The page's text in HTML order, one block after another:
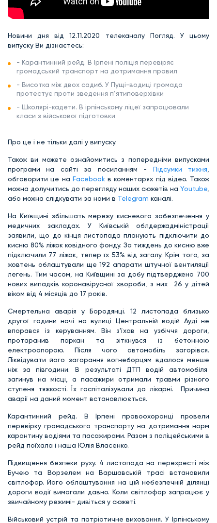
Новини дня від 12.11.2020 телеканалу Погляд. У цьому
випуску Ви дізнаєтесь:
- Карантинний рейд. В Ірпені поліція перевіряє
громадський транспорт на дотримання правил
- Висотка між двох садиб. У Пущі-водиці громада
протестує проти зведення п’ятиповерхівки
- Школярі-кадети. В ірпінському ліцеї запрацювали
класи з військової підготовки
Про це і не тільки далі у випуску.
Також ви можете ознайомитись з попередніми випусками
програми на сайті за посиланням - Підсумки тижня
обговорити це на Facebookв коментарях під відео. Також
можна долучитись до перегляду наших сюжетів на Youtube
або можна слідкувати за нами в Telegram каналі.
На Київщині збільшать мережу кисневого забезпечення у
медичних закладах. У Київській облдержадміністрації
заявили, що до кінця листопада планують підключити до
кисню 80% ліжок ковідного фонду. За тиждень до кисню вже
підключили 77 ліжок, тепер їх 53% від загалу. Крім того, за
жовтень облаштували ще 192 апарати штучної вентиляції
легень. Тим часом, на Київщині за добу підтверджено 700
нових випадків коронавірусної хвороби, з них 26 у дітей
віком від 4 місяців до 17 років.
Смертельна аварія у Бородянці. 12 листопада близько
другої години ночі на вулиці Центральній водій Ауді не
впорався із керуванням. Він з'їхав на узбіччя дороги,
протаранив паркан та зіткнувся із бетонною
електроопорою. Після чого автомобіль загорівся.
Ліквідувати його загорання вогнеборцям вдалося менше
ніж за півгодини. В результаті ДТП водій автомобіля
загинув на місці, а пасажири отримали травми різного
ступеня тяжкості. Їх госпіталізували до лікарні. Причина
аварії на даний момент встановлюється.
Карантинний рейд. В Ірпені правоохоронці провели
перевірку громадського транспорту на дотримання норм
карантину водіями та пасажирами. Разом з поліцейськими в
рейд поїхала і наша Юлія Власенко.
Підвищення безпеки руху. 4 листопада на перехресті між
Бучею та Ворзелем на Варшавській трасі встановили
світлофор. Його облаштування на цій небезпечній ділянці
дороги водії вимагали давно. Коли світлофор запрацює у
звичайному режимі- дивіться у сюжеті.
Військовий устрій та патріотичне виховання. У Ірпінському